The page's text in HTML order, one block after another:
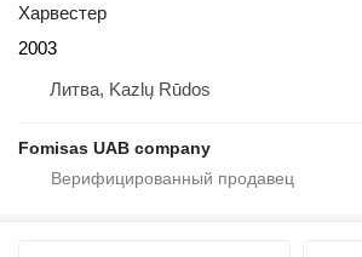
Харвестер
2003
Литва, Kazlų Rūdos
Fomisas UAB company